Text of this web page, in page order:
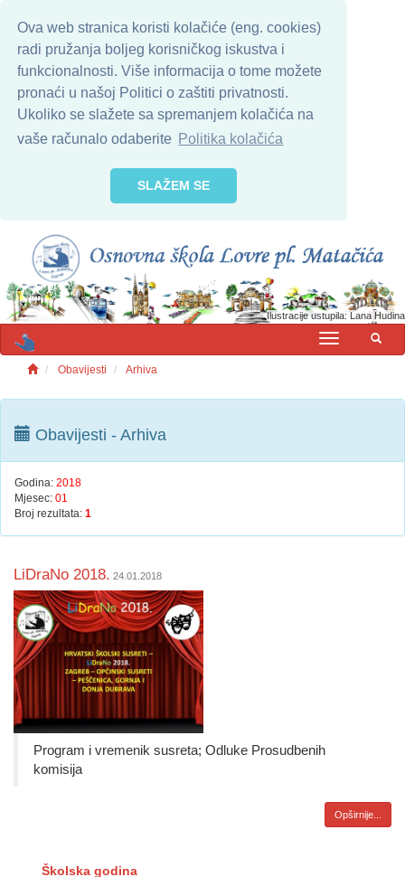
Ova web stranica koristi kolačiće (eng. cookies)
radi pružanja boljeg korisničkog iskustva i
funkcionalnosti. Više informacija o tome možete
pronaći u našoj Politici o zaštiti privatnosti.
Ukoliko se slažete sa spremanjem kolačića na
vaše računalo odaberite Politika kolačića
SLAŽEM SE
Ilustracije ustupila: Lana Hudina
MENU
Obavijesti Arhiva
Obavijesti - Arhiva
Godina: 2018
Mjesec: 01
Broj rezultata: 1
LiDraNo 2018. 24.01.2018
Program i vremenik susreta; Odluke Prosudbenih
komisija
Opširnije...
Školska godina